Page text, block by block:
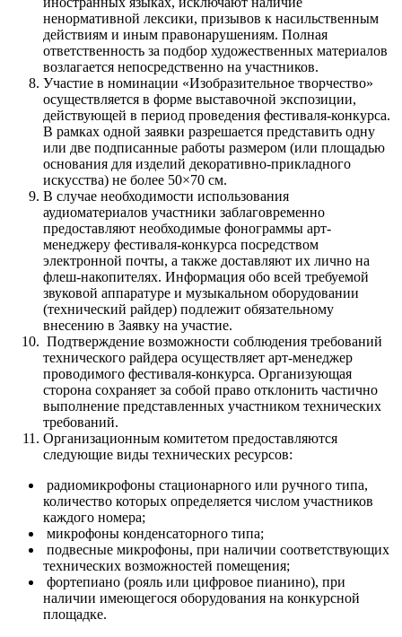
ненормативной лексики, призывов к насильственным
действиям и иным правонарушениям. Полная
ответственность за подбор художественных материалов
возлагается непосредственно на участников.
Участие в номинации «Изобразительное творчество»
осуществляется в форме выставочной экспозиции,
действующей в период проведения фестиваля-конкурса.
В рамках одной заявки разрешается представить одну
или две подписанные работы размером (или площадью
основания для изделий декоративно-прикладного
искусства) не более 50×70 см.
В случае необходимости использования
аудиоматериалов участники заблаговременно
предоставляют необходимые фонограммы арт-
менеджеру фестиваля-конкурса посредством
электронной почты, а также доставляют их лично на
флеш-накопителях. Информация обо всей требуемой
звуковой аппаратуре и музыкальном оборудовании
(технический райдер) подлежит обязательному
внесению в Заявку на участие.
​ Подтверждение возможности соблюдения требований
технического райдера осуществляет арт-менеджер
проводимого фестиваля-конкурса. Организующая
сторона сохраняет за собой право отклонить частично
выполнение представленных участником технических
требований.
Организационным комитетом предоставляются
следующие виды технических ресурсов:
​ радиомикрофоны стационарного или ручного типа,
количество которых определяется числом участников
каждого номера;
​ микрофоны конденсаторного типа;
​ подвесные микрофоны, при наличии соответствующих
технических возможностей помещения;
​ фортепиано (рояль или цифровое пианино), при
наличии имеющегося оборудования на конкурсной
площадке.